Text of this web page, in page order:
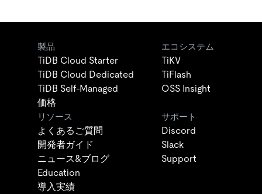
製品
TiDB Cloud Starter
TiDB Cloud Dedicated
TiDB Self-Managed
価格
エコシステム
TiKV
TiFlash
OSS Insight
リソース
よくあるご質問
開発者ガイド
ニュース&ブログ
Education
導入実績
サポート
Discord
Slack
Support